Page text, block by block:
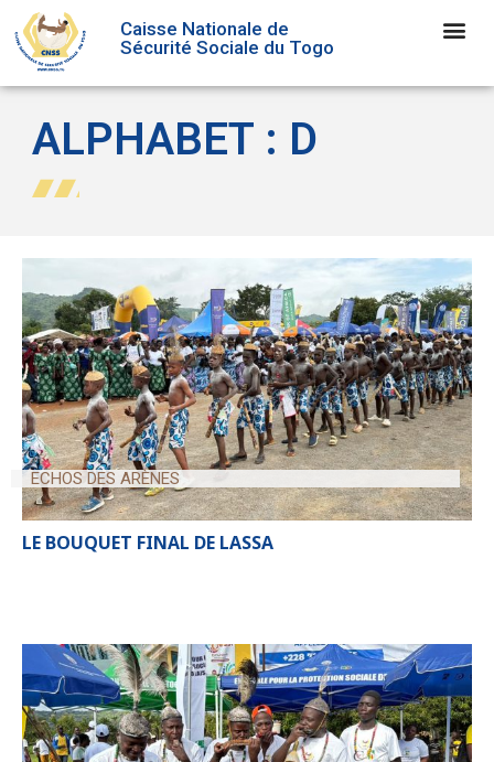
Caisse Nationale de
Sécurité Sociale du Togo
ALPHABET : D
ECHOS DES ARÈNES
LE BOUQUET FINAL DE LASSA